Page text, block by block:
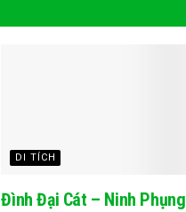
DI TÍCH
Đình Đại Cát – Ninh Phụng